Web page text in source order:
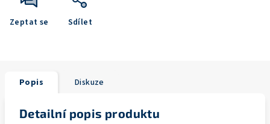
Zeptat se Sdílet
Popis Diskuze
Detailní popis produktu